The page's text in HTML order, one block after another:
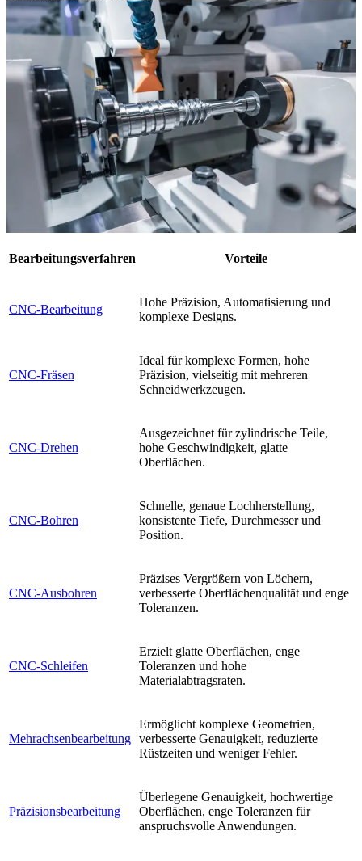
Bearbeitungsverfahren Vorteile
CNC-Bearbeitung
Hohe Präzision, Automatisierung und
komplexe Designs.
CNC-Fräsen
Ideal für komplexe Formen, hohe
Präzision, vielseitig mit mehreren
Schneidwerkzeugen.
CNC-Drehen
Ausgezeichnet für zylindrische Teile,
hohe Geschwindigkeit, glatte
Oberflächen.
CNC-Bohren
Schnelle, genaue Lochherstellung,
konsistente Tiefe, Durchmesser und
Position.
CNC-Ausbohren
Präzises Vergrößern von Löchern,
verbesserte Oberflächenqualität und enge
Toleranzen.
CNC-Schleifen
Erzielt glatte Oberflächen, enge
Toleranzen und hohe
Materialabtragsraten.
Mehrachsenbearbeitung
Ermöglicht komplexe Geometrien,
verbesserte Genauigkeit, reduzierte
Rüstzeiten und weniger Fehler.
Präzisionsbearbeitung
Überlegene Genauigkeit, hochwertige
Oberflächen, enge Toleranzen für
anspruchsvolle Anwendungen.